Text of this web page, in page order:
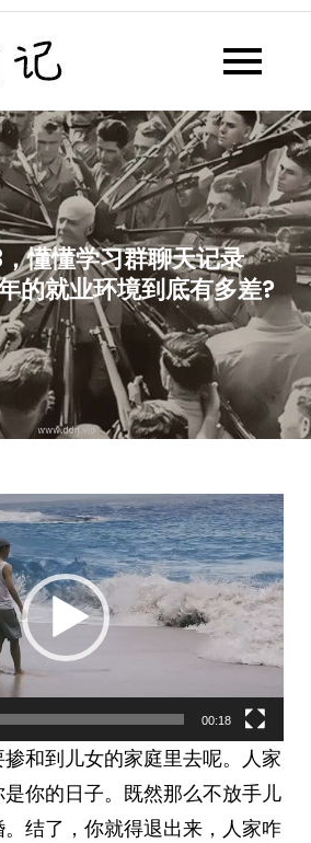
懂懂日记网每天同步更新懂懂学
懂懂学习群聊天记录
的就业环境到底有多差?
00:18
和到儿女的家庭里去呢。人家
你的日子。既然那么不放手儿
结了，你就得退出来，人家咋